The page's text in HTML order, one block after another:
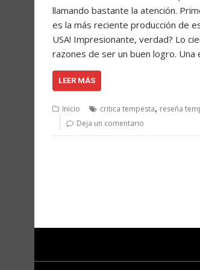
llamando bastante la atención.
es la más reciente producción de
USA! Impresionante, verdad? Lo
razones de ser un buen logro. Una
LEER MÁS
Inicio critica tempesta, reseña
Deja un comentario